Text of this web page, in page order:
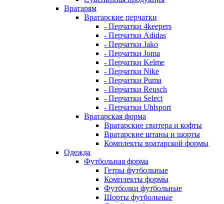
Вратарям
Вратарские перчатки
- Перчатки 4keepers
- Перчатки Adidas
- Перчатки Jako
- Перчатки Joma
- Перчатки Kelme
- Перчатки Nike
- Перчатки Puma
- Перчатки Reusch
- Перчатки Select
- Перчатки Uhlsport
Вратарская форма
Вратарские свитера и кофты
Вратарские штаны и шорты
Комплекты вратарской формы
Одежда
Футбольная форма
Гетры футбольные
Комплекты формы
Футболки футбольные
Шорты футбольные